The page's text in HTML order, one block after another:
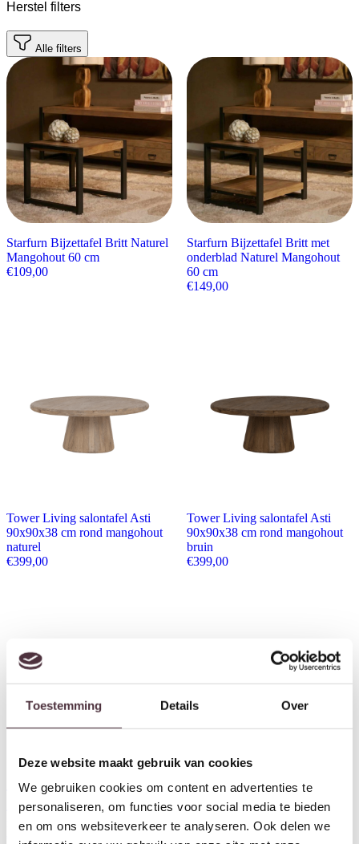
Toestemming Details Over
Deze website maakt gebruik van cookies
We gebruiken cookies om content en advertenties te
personaliseren, om functies voor social media te bieden
en om ons websiteverkeer te analyseren. Ook delen we
Herstel filters
Alle filters
Starfurn Bijzettafel Britt Naturel
Mangohout 60 cm
€109,00
Starfurn Bijzettafel Britt met
onderblad Naturel Mangohout
60 cm
€149,00
Tower Living salontafel Asti
90x90x38 cm rond mangohout
naturel
€399,00
Tower Living salontafel Asti
90x90x38 cm rond mangohout
bruin
€399,00
Tower Living bijzettafel Asti
40x40x55 cm vierkant
mangohout zwart
Tower Living bijzettafel Asti
40x40x55 cm vierkant
mangohout olijfbruin
189,00